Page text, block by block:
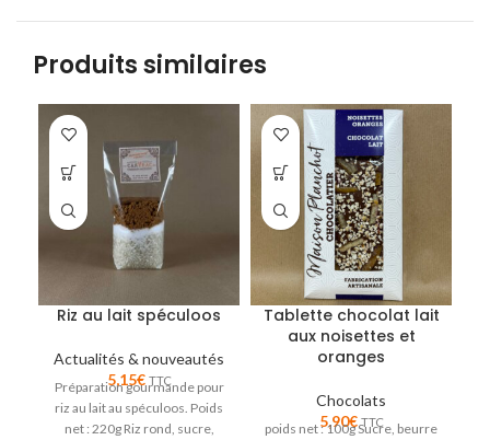
Produits similaires
Riz au lait spéculoos
Actualités & nouveautés
5,15€ TTC
Préparation gourmande pour
riz au lait au spéculoos. Poids
net : 220g Riz rond, sucre,
Tablette chocolat lait
aux noisettes et
oranges
Chocolats
5,90€ TTC
poids net : 100g Sucre, beurre